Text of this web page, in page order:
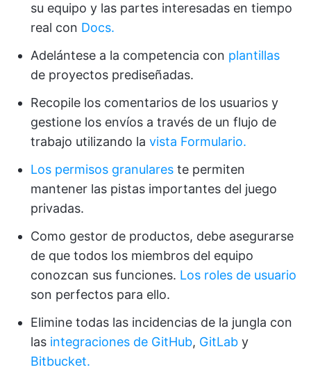
su equipo y las partes interesadas en tiempo
real con Docs.
Adelántese a la competencia con plantillas
de proyectos prediseñadas.
Recopile los comentarios de los usuarios y
gestione los envíos a través de un flujo de
trabajo utilizando la vista Formulario.
Los permisos granulares te permiten
mantener las pistas importantes del juego
privadas.
Como gestor de productos, debe asegurarse
de que todos los miembros del equipo
conozcan sus funciones. Los roles de usuario
son perfectos para ello.
Elimine todas las incidencias de la jungla con
las integraciones de GitHub, GitLab y
Bitbucket.